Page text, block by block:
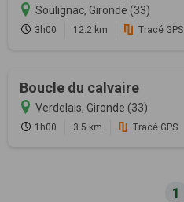
Soulignac, Gironde (33)
3h00 12.2 km Tracé GPS
Boucle du calvaire
Verdelais, Gironde (33)
1h00 3.5 km Tracé GPS
1